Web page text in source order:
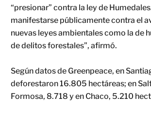
“presionar” contra la ley de
manifestarse públicamente contra el
nuevas leyes ambientales como la de
de delitos forestales”, afirmó.
Según datos de Greenpeace, en
deforestaron 16.805 hectáreas; en
Formosa, 8.718 y en Chaco, 5.210